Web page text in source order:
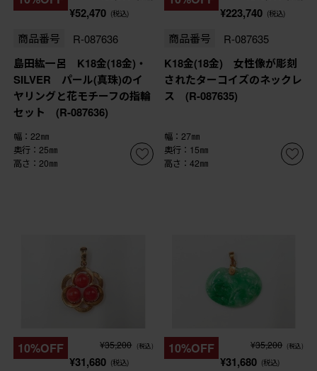
¥52,470 (税込)
商品番号 R-087636
島田紘一呂 K18金(18金)・
SILVER パール(真珠)のイ
ヤリングと花モチーフの指輪
セット (R-087636)
幅：22㎜
奥行：25㎜
高さ：20㎜
¥223,740 (税込)
商品番号 R-087635
K18金(18金) 女性像が彫刻
されたターコイズのネックレ
ス (R-087635)
幅：27㎜
奥行：15㎜
高さ：42㎜
10%OFF ¥35,200 (税込)
¥31,680 (税込)
10%OFF ¥35,200 (税込)
¥31,680 (税込)